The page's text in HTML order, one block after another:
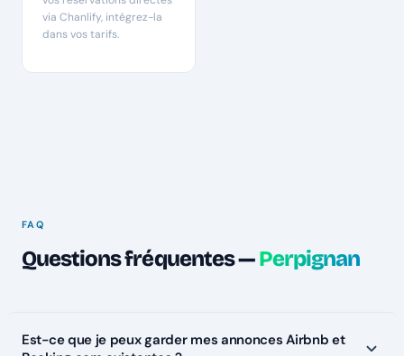
via Chanlify, intégrez-la
dans vos tarifs.
FAQ
Questions fréquentes —Perpignan
Est-ce que je peux garder mes annonces Airbnb et